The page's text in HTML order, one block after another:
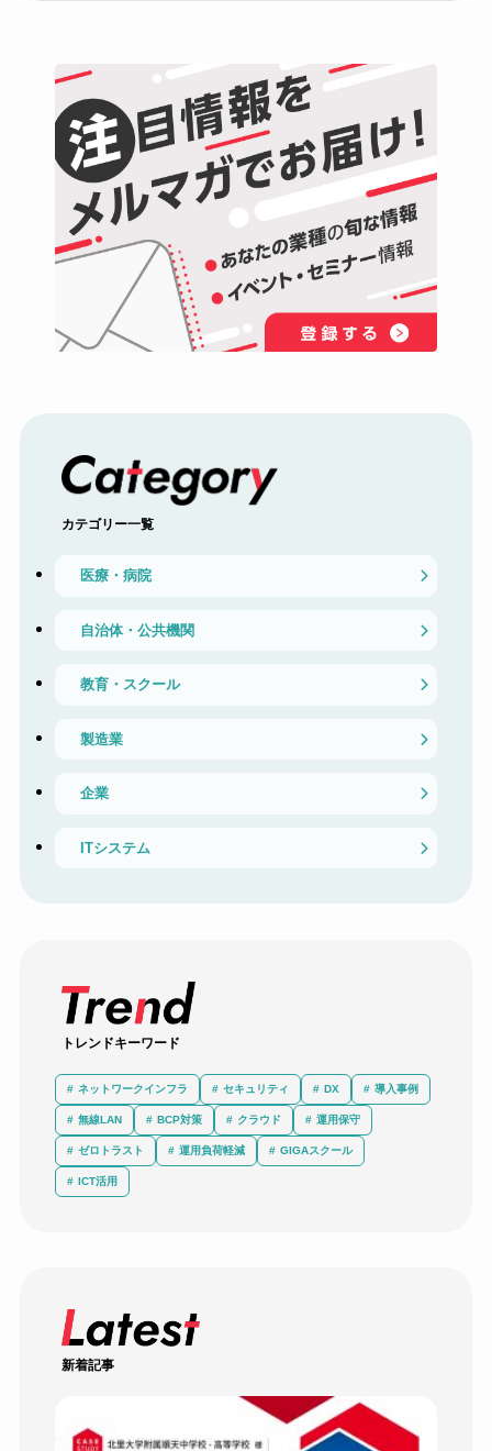
カテゴリー一覧
医療・病院
自治体・公共機関
教育・スクール
製造業
企業
ITシステム
トレンドキーワード
ネットワークインフラ セキュリティ DX 導入事例
無線LAN BCP対策 クラウド 運用保守
ゼロトラスト 運用負荷軽減 GIGAスクール
ICT活用
新着記事